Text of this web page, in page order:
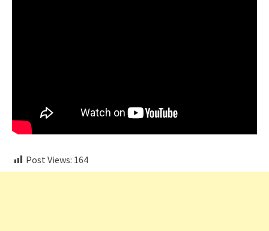
Post Views: 164